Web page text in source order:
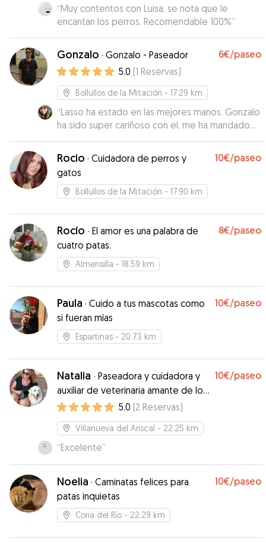
“Muy contentos con Luisa, se nota que le
encantan los perros. Recomendable 100%”
Gonzalo · Gonzalo - Paseador 6€/paseo
5.0 (1 Reservas)
Bollullos de la Mitación - 17.29 km
“Lasso ha estado en las mejores manos. Gonzalo
ha sido super cariñoso con el, me ha mandado
todo el tiempo videos de lo bien que se lo
pasaba Lasso con Dante, su labrador.. El trato con
Gonzalo ha sido impecable, super amable y
cercano. Sin duda repetiremos.
Rocio · Cuidadora de perros y
gatos
10€/paseo
Bollullos de la Mitación - 17.90 km
Rocío · El amor es una palabra de
cuatro patas.
8€/paseo
Almensilla - 18.59 km
Paula · Cuido a tus mascotas como
si fueran mías
10€/paseo
Espartinas - 20.73 km
Natalia · Paseadora y cuidadora y
auxiliar de veterinaria amante de los
perros y mundo animal
10€/paseo
5.0 (2 Reservas)
Villanueva del Ariscal - 22.25 km
“Excelente”
Noelia · Caminatas felices para
patas inquietas
10€/paseo
Coria del Río - 22.29 km